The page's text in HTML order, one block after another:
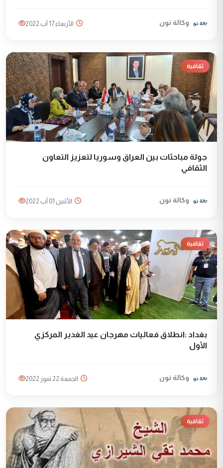
وكالة نون الأربعاء 17 آب 2022
ثقافية
جولة مباحثات بين العراق وسوريا لتعزيز التعاون
الثقافي
وكالة نون الأثنين 01 آب 2022
ثقافية
بغداد :انطلاق فعاليات مهرجان عيد الغدير المركزي
الأول
وكالة نون الجمعة 22 تموز 2022
ثقافية